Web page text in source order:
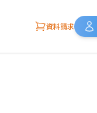
資料請求